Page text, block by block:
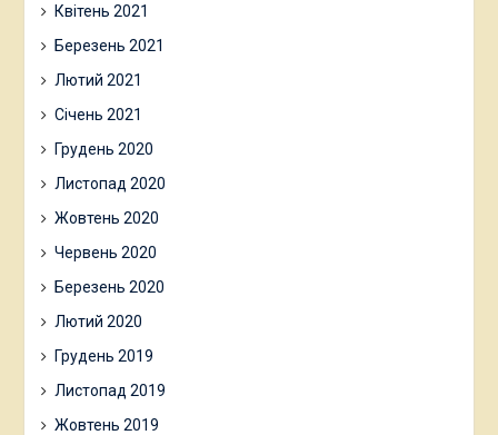
Квітень 2021
Березень 2021
Лютий 2021
Січень 2021
Грудень 2020
Листопад 2020
Жовтень 2020
Червень 2020
Березень 2020
Лютий 2020
Грудень 2019
Листопад 2019
Жовтень 2019